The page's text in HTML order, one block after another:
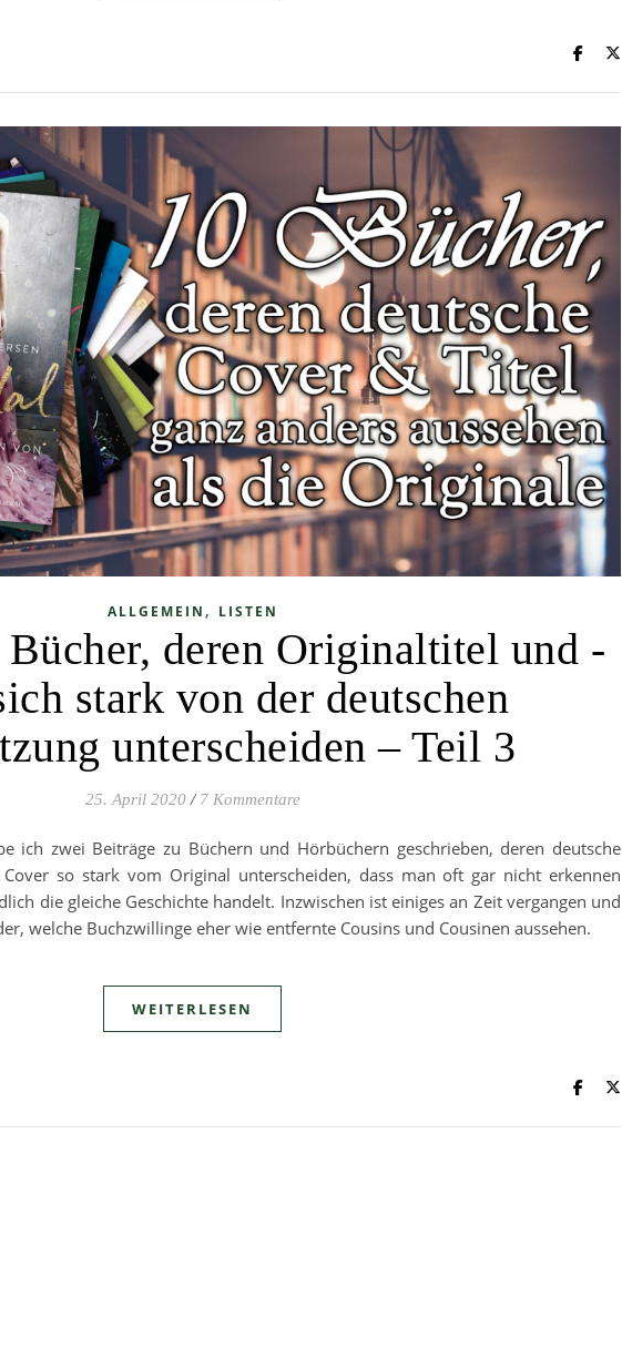
ALLGEMEIN , LISTEN
deren Originaltitel und -
stark von der deutschen
unterscheiden – Teil 3
25. April 2020 / 7 Kommentare
ich zwei Beiträge zu Büchern und Hörbüchern geschrieben, deren deutsche
so stark vom Original unterscheiden, dass man oft gar nicht erkennen
die gleiche Geschichte handelt. Inzwischen ist einiges an Zeit vergangen und
welche Buchzwillinge eher wie entfernte Cousins und Cousinen aussehen.
WEITERLESEN